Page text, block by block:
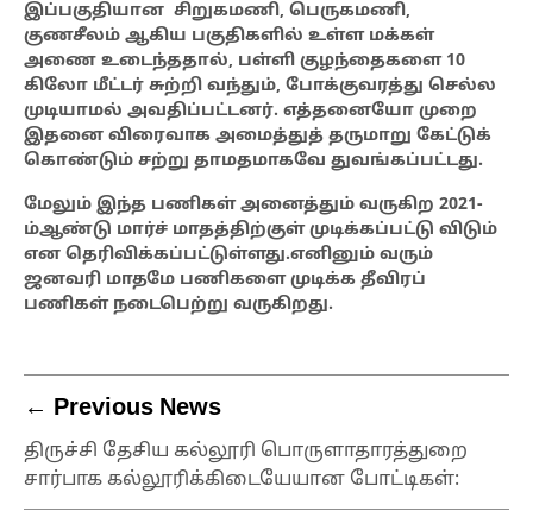
இப்பகுதியான சிறுகமணி, பெருகமணி,
குணசீலம் ஆகிய பகுதிகளில் உள்ள மக்கள்
அணை உடைந்ததால், பள்ளி குழந்தைகளை 10
கிலோ மீட்டர் சுற்றி வந்தும், போக்குவரத்து செல்ல
முடியாமல் அவதிப்பட்டனர். எத்தனையோ முறை
இதனை விரைவாக அமைத்துத் தருமாறு கேட்டுக்
கொண்டும் சற்று தாமதமாகவே துவங்கப்பட்டது.
மேலும் இந்த பணிகள் அனைத்தும் வருகிற 2021-
ம்ஆண்டு மார்ச் மாதத்திற்குள் முடிக்கப்பட்டு விடும்
என தெரிவிக்கப்பட்டுள்ளது.எனினும் வரும்
ஜனவரி மாதமே பணிகளை முடிக்க தீவிரப்
பணிகள் நடைபெற்று வருகிறது.
← Previous News
திருச்சி தேசிய கல்லூரி பொருளாதாரத்துறை
சார்பாக கல்லூரிக்கிடையேயான போட்டிகள்: